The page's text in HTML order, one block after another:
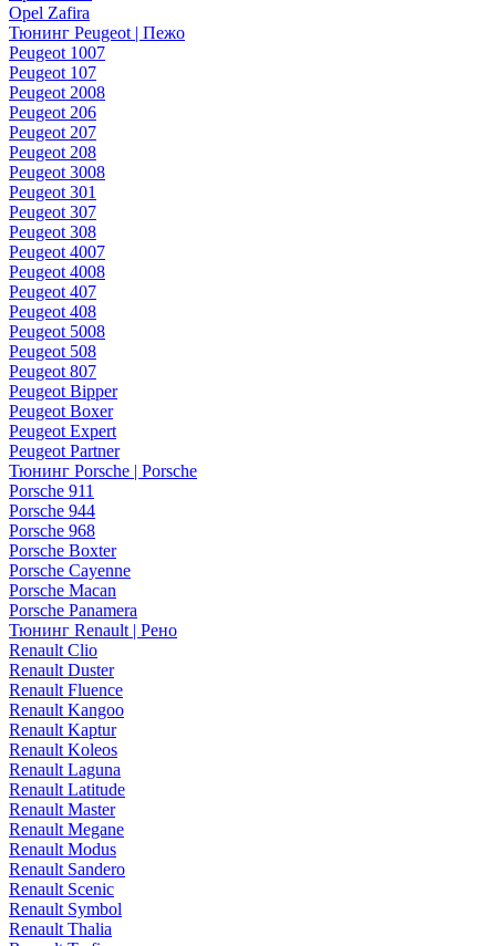
Opel Zafira
Тюнинг Peugeot | Пежо
Peugeot 1007
Peugeot 107
Peugeot 2008
Peugeot 206
Peugeot 207
Peugeot 208
Peugeot 3008
Peugeot 301
Peugeot 307
Peugeot 308
Peugeot 4007
Peugeot 4008
Peugeot 407
Peugeot 408
Peugeot 5008
Peugeot 508
Peugeot 807
Peugeot Bipper
Peugeot Boxer
Peugeot Expert
Peugeot Partner
Тюнинг Porsche | Porsche
Porsche 911
Porsche 944
Porsche 968
Porsche Boxter
Porsche Cayenne
Porsche Macan
Porsche Panamera
Тюнинг Renault | Рено
Renault Clio
Renault Duster
Renault Fluence
Renault Kangoo
Renault Kaptur
Renault Koleos
Renault Laguna
Renault Latitude
Renault Master
Renault Megane
Renault Modus
Renault Sandero
Renault Scenic
Renault Symbol
Renault Thalia